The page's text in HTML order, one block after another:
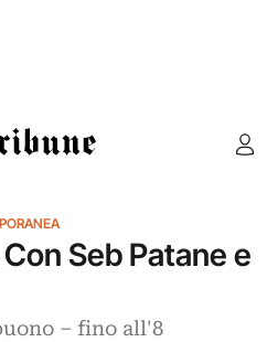
Seb Patane e
– fino all'8